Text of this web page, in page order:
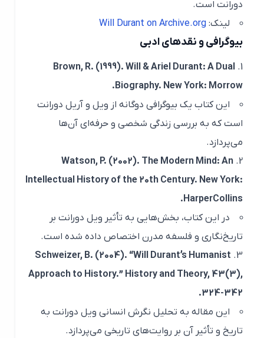
دورانت است.
لینک:Will Durant on Archive.org
بیوگرافی و نقدهای ادبی
Brown, R. (1999). Will & Ariel Durant: A Dual
Biography. New York: Morrow.
این کتاب یک بیوگرافی دوگانه از ویل و آریل دورانت
است که به بررسی زندگی شخصی و حرفه‌ای آن‌ها
می‌پردازد.
Watson, P. (2002). The Modern Mind: An
Intellectual History of the 20th Century. New York:
HarperCollins.
در این کتاب، بخش‌هایی به تأثیر ویل دورانت بر
تاریخ‌نگاری و فلسفه مدرن اختصاص داده شده است.
Schweizer, B. (2004). “Will Durant’s Humanist
Approach to History.”History and Theory, 43(3),
324-342.
این مقاله به تحلیل نگرش انسانی ویل دورانت به
تاریخ و تأثیر آن بر روایت‌های تاریخی می‌پردازد.